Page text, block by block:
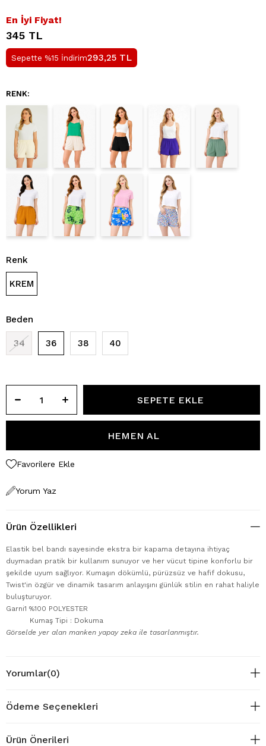
En İyi Fiyat!
345 TL
Sepette %15 İndirim293,25 TL
RENK:
Renk
KREM
Beden
34 36 38 40
Favorilere Ekle
Yorum Yaz
Ürün Özellikleri
Elastik bel bandı sayesinde ekstra bir kapama detayına ihtiyaç
duymadan pratik bir kullanım sunuyor ve her vücut tipine konforlu bir
şekilde uyum sağlıyor. Kumaşın dökümlü, pürüzsüz ve hafif dokusu,
Twist'in özgür ve dinamik tasarım anlayışını günlük stilin en rahat haliyle
buluşturuyor.
Garni1 %100 POLYESTER
Kumaş Tipi : Dokuma
Görselde yer alan manken yapay zeka ile tasarlanmıştır.
Yorumlar(0)
Ödeme Seçenekleri
Ürün Önerileri